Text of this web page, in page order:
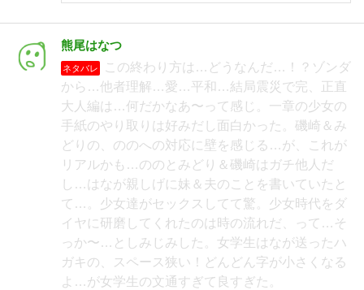
熊尾はなつ
ネタバレ
この終わり方は…どうなんだ…！？ゾンダ
から…他者理解…愛…平和…結局震災で完、正直
大人編は…何だかなあ〜って感じ。一章の少女の
手紙のやり取りは好みだし面白かった。磯崎＆み
どりの、ののへの対応に壁を感じる…が、これが
リアルかも…ののとみどり＆磯崎はガチ他人だ
し…はなが親しげに妹＆夫のことを書いていたと
て…。少女達がセックスしてて驚。少女時代をダ
イヤに研磨してくれたのは時の流れだ、って…そ
っか〜…としみじみした。女学生はなが送ったハ
ガキの、スペース狭い！どんどん字が小さくなる
よ…が女学生の文通すぎて良すぎた。